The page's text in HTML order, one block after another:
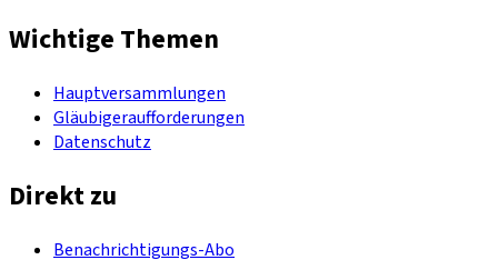
Wichtige Themen
Hauptversammlungen
Gläubigeraufforderungen
Datenschutz
Direkt zu
Benachrichtigungs-Abo